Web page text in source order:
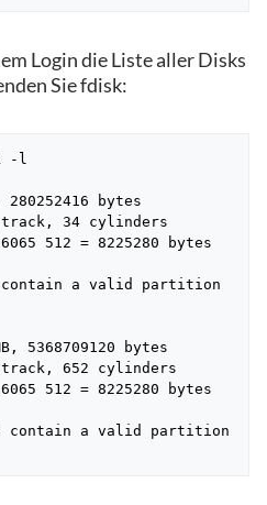
Login die Liste aller Disks
Sie fdisk:
-l
bytes
track, 34 cylinders
512 = 8225280 bytes
contain a valid partition
5368709120 bytes
track, 652 cylinders
512 = 8225280 bytes
contain a valid partition